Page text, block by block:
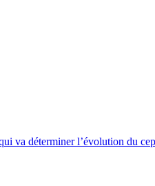
déterminer l’évolution du